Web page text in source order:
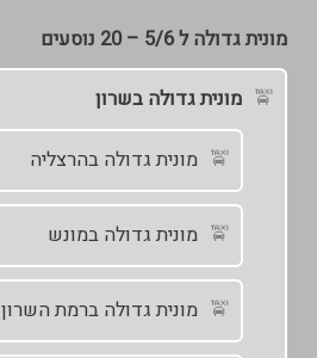
מונית גדולה ל 5/6 – 20 נוסעים
מונית גדולה בשרון
מונית גדולה בהרצליה
מונית גדולה במונש
מונית גדולה ברמת השרון